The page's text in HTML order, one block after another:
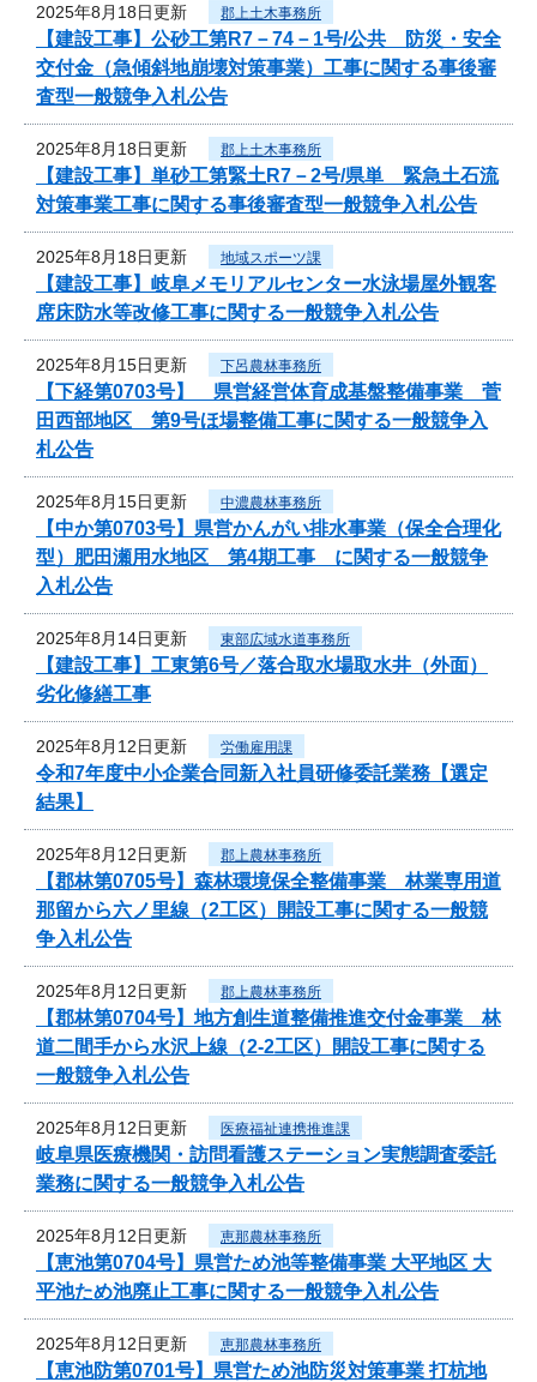
2025年8月18日更新 郡上土木事務所
【建設工事】公砂工第R7－74－1号/公共 防災・安全
交付金（急傾斜地崩壊対策事業）工事に関する事後審
査型一般競争入札公告
2025年8月18日更新 郡上土木事務所
【建設工事】単砂工第緊土R7－2号/県単 緊急土石流
対策事業工事に関する事後審査型一般競争入札公告
2025年8月18日更新 地域スポーツ課
【建設工事】岐阜メモリアルセンター水泳場屋外観客
席床防水等改修工事に関する一般競争入札公告
2025年8月15日更新 下呂農林事務所
【下経第0703号】 県営経営体育成基盤整備事業 菅
田西部地区 第9号ほ場整備工事に関する一般競争入
札公告
2025年8月15日更新 中濃農林事務所
【中か第0703号】県営かんがい排水事業（保全合理化
型）肥田瀬用水地区 第4期工事 に関する一般競争
入札公告
2025年8月14日更新 東部広域水道事務所
【建設工事】工東第6号／落合取水場取水井（外面）
劣化修繕工事
2025年8月12日更新 労働雇用課
令和7年度中小企業合同新入社員研修委託業務【選定
結果】
2025年8月12日更新 郡上農林事務所
【郡林第0705号】森林環境保全整備事業 林業専用道
那留から六ノ里線（2工区）開設工事に関する一般競
争入札公告
2025年8月12日更新 郡上農林事務所
【郡林第0704号】地方創生道整備推進交付金事業 林
道二間手から水沢上線（2-2工区）開設工事に関する
一般競争入札公告
2025年8月12日更新 医療福祉連携推進課
岐阜県医療機関・訪問看護ステーション実態調査委託
業務に関する一般競争入札公告
2025年8月12日更新 恵那農林事務所
【恵池第0704号】県営ため池等整備事業 大平地区 大
平池ため池廃止工事に関する一般競争入札公告
2025年8月12日更新 恵那農林事務所
【恵池防第0701号】県営ため池防災対策事業 打杭地